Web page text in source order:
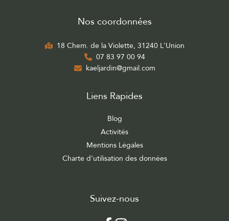
Nos coordonnées
18 Chem. de la Violette, 31240 L'Union
07 83 97 00 94
kaeljardin@gmail.com
Liens Rapides
Blog
Activités
Mentions Légales
Charte d’utilisation des données
Suivez-nous